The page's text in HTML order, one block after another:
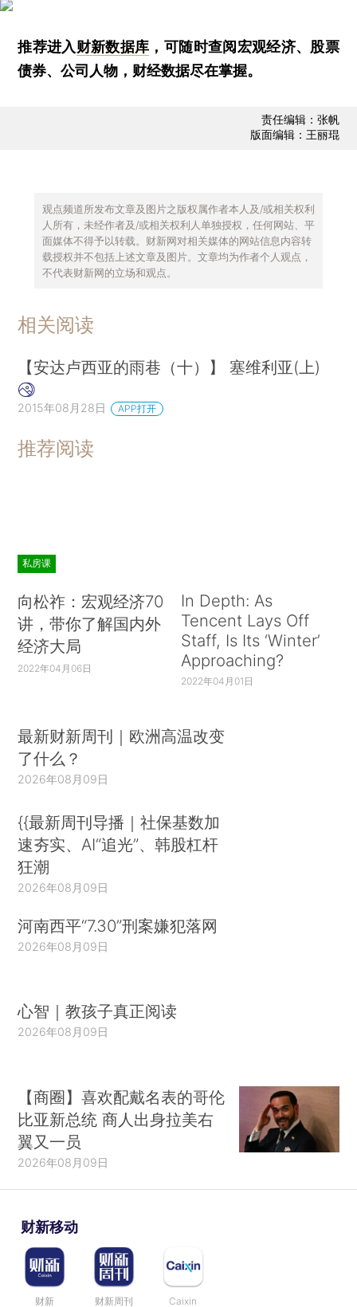
推荐进入财新数据库 ，可随时查阅宏观经济、股票
债券、公司人物，财经数据尽在掌握。
责任编辑：张帆
版面编辑：王丽琨
观点频道所发布文章及图片之版权属作者本人及/或相关权利
人所有，未经作者及/或相关权利人单独授权，任何网站、平
面媒体不得予以转载。财新网对相关媒体的网站信息内容转
载授权并不包括上述文章及图片。文章均为作者个人观点，
不代表财新网的立场和观点。
相关阅读
【安达卢西亚的雨巷（十）】 塞维利亚(上)
2015年08月28日 APP打开
推荐阅读
私房课
向松祚：宏观经济70
讲，带你了解国内外
经济大局
2022年04月06日
In Depth: As
Tencent Lays Off
Staff, Is Its ‘Winter’
Approaching?
2022年04月01日
最新财新周刊｜欧洲高温改变
了什么？
2026年08月09日
{{最新周刊导播｜社保基数加
速夯实、AI“追光”、韩股杠杆
狂潮
2026年08月09日
河南西平“7.30”刑案嫌犯落网
2026年08月09日
心智｜教孩子真正阅读
2026年08月09日
【商圈】喜欢配戴名表的哥伦
比亚新总统 商人出身拉美右
翼又一员
2026年08月09日
财新移动
财新 财新周刊 Caixin